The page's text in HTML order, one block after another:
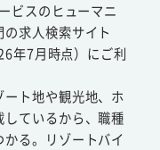
ビスのヒューマニ
求人検索サイト
年7月時点）にご利
ト地や観光地、ホ
ているから、職種
る。リゾートバイ